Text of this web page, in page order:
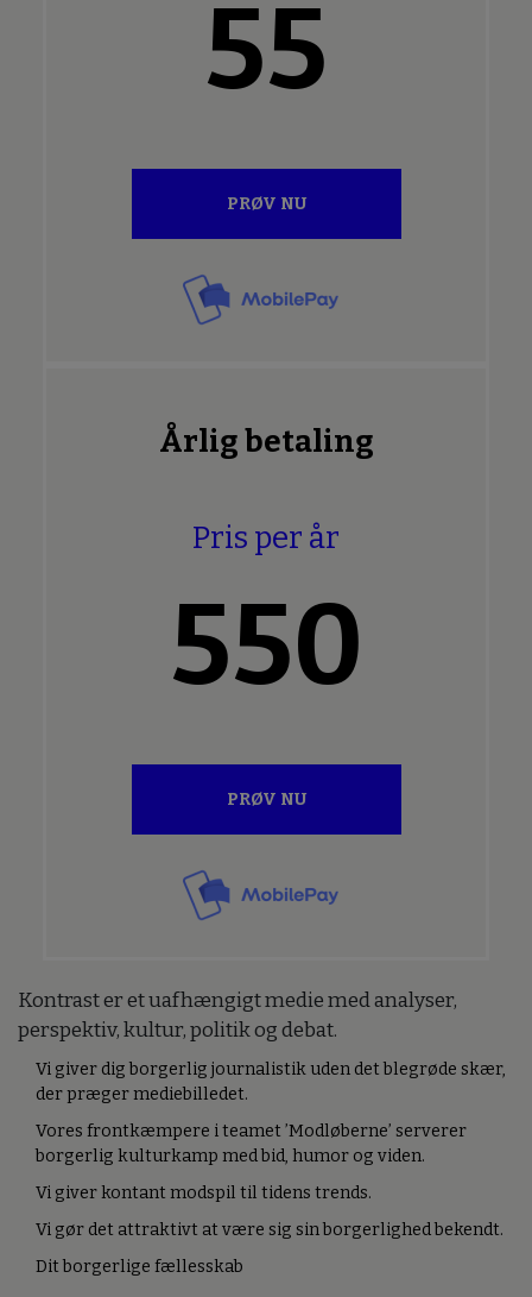
55
PRØV NU
Årlig betaling
Pris per år
550
PRØV NU
Kontrast er et uafhængigt medie med analyser,
perspektiv, kultur, politik og debat.
Vi giver dig borgerlig journalistik uden det blegrøde skær,
der præger mediebilledet.
Vores frontkæmpere i teamet ’Modløberne’ serverer
borgerlig kulturkamp med bid, humor og viden.
Vi giver kontant modspil til tidens trends.
Vi gør det attraktivt at være sig sin borgerlighed bekendt.
Dit borgerlige fællesskab